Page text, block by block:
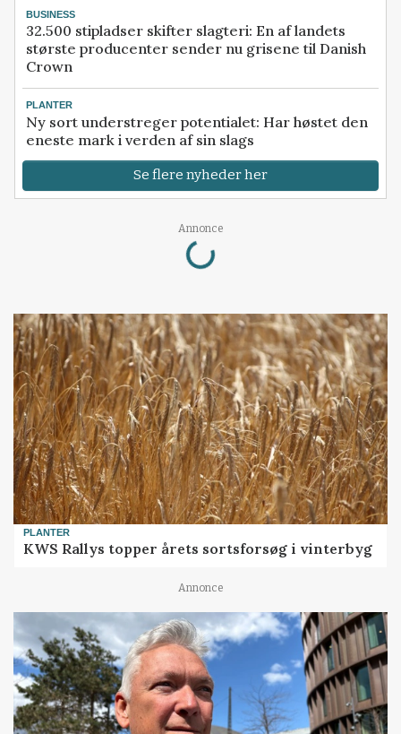
BUSINESS
32.500 stipladser skifter slagteri: En af landets
største producenter sender nu grisene til Danish
Crown
PLANTER
Ny sort understreger potentialet: Har høstet den
eneste mark i verden af sin slags
Se flere nyheder her
Annonce
Loading...
PLANTER
KWS Rallys topper årets sortsforsøg i vinterbyg
Annonce